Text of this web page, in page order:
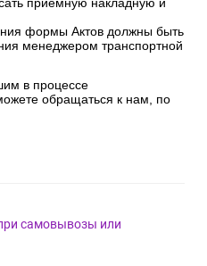
приёмную накладную и
формы Актов должны быть
менеджером транспортной
в процессе
обращаться к нам, по
самовывозы или